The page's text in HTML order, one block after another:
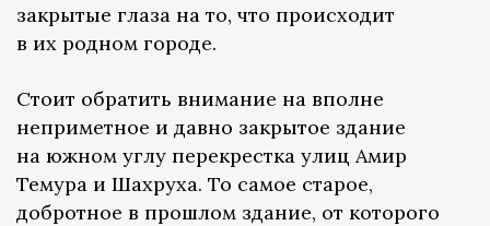
закрытые глаза на то, что происходит
в их родном городе.
Стоит обратить внимание на вполне
неприметное и давно закрытое здание
на южном углу перекрестка улиц Амир
Темура и Шахруха. То самое старое,
добротное в прошлом здание, от которого